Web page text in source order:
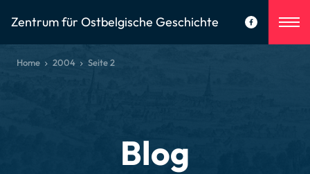
Zentrum für Ostbelgische Geschichte
Home 2004 Seite 2
Blog